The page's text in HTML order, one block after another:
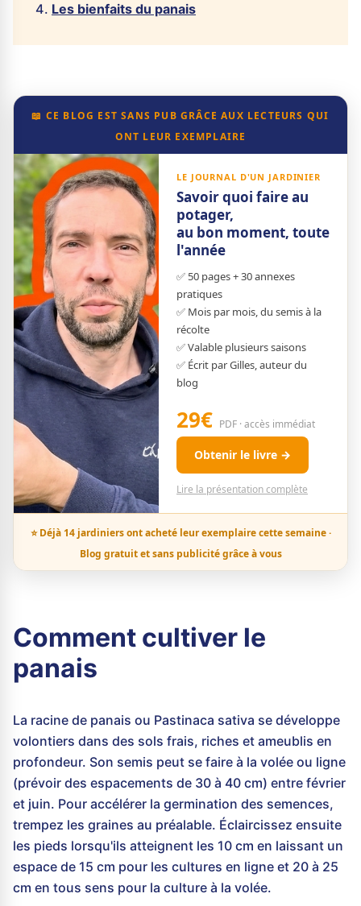
Les bienfaits du panais
📖 CE BLOG EST SANS PUB GRÂCE AUX LECTEURS QUI
ONT LEUR EXEMPLAIRE
LE JOURNAL D'UN JARDINIER
Savoir quoi faire au
potager,
au bon moment, toute
l'année
✅ 50 pages + 30 annexes
pratiques
✅ Mois par mois, du semis à la
récolte
✅ Valable plusieurs saisons
✅ Écrit par Gilles, auteur du
blog
29€ PDF · accès immédiat
Obtenir le livre →
Lire la présentation complète
⭐ Déjà 14 jardiniers ont acheté leur exemplaire cette semaine ·
Blog gratuit et sans publicité grâce à vous
Comment cultiver le
panais
La racine de panais ou Pastinaca sativa se développe
volontiers dans des sols frais, riches et ameublis en
profondeur. Son semis peut se faire à la volée ou ligne
(prévoir des espacements de 30 à 40 cm) entre février
et juin. Pour accélérer la germination des semences,
trempez les graines au préalable. Éclaircissez ensuite
les pieds lorsqu'ils atteignent les 10 cm en laissant un
espace de 15 cm pour les cultures en ligne et 20 à 25
cm en tous sens pour la culture à la volée.